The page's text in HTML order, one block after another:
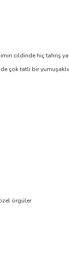
cildinde hiç tahriş
tatlı bir
örgüler